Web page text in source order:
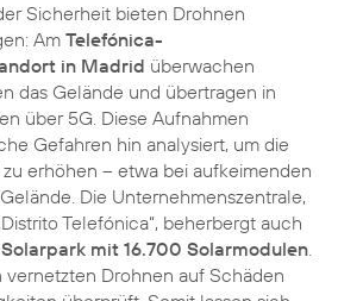
Sicherheit bieten Drohnen
Am Telefónica-
in Madrid überwachen
das Gelände und übertragen in
über 5G. Diese Aufnahmen
Gefahren hin analysiert, um die
erhöhen – etwa bei aufkeimenden
Die Unternehmenszentrale,
Telefónica“, beherbergt auch
mit 16.700 Solarmodulen.
vernetzten Drohnen auf Schäden